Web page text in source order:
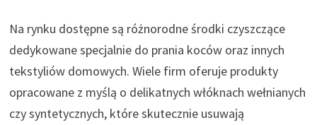
Na rynku dostępne są różnorodne środki czyszczące
dedykowane specjalnie do prania koców oraz innych
tekstyliów domowych. Wiele firm oferuje produkty
opracowane z myślą o delikatnych włóknach wełnianych
czy syntetycznych, które skutecznie usuwają